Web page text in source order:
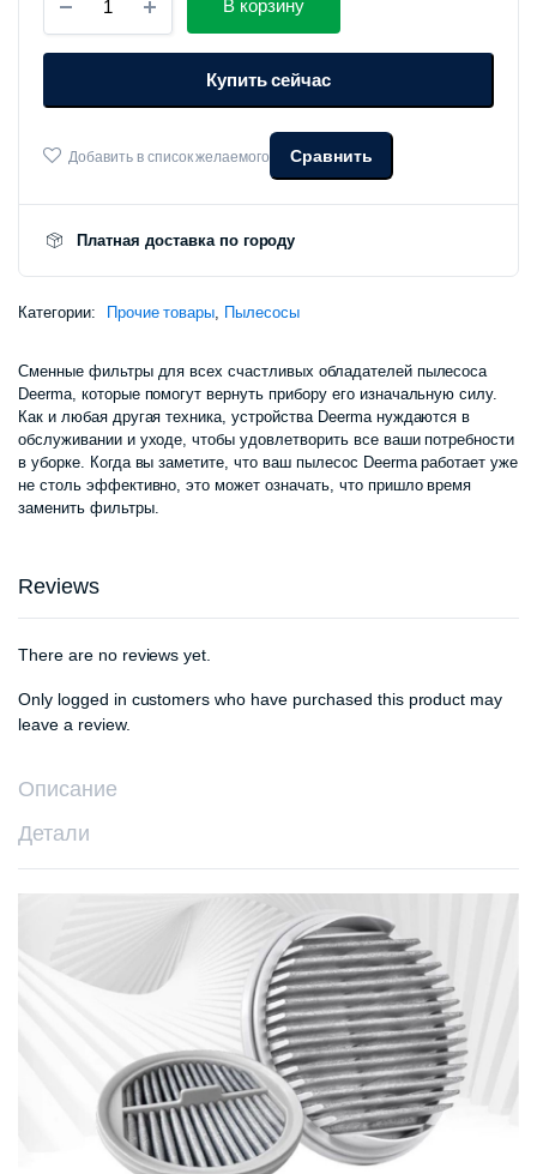
фильтр
для
вертикального
Deerma
HEPA
В корзину
Купить сейчас
Добавить в список желаемого Сравнить
Платная доставка по городу
Категории: Прочие товары, Пылесосы
Сменные фильтры для всех счастливых обладателей пылесоса
Deerma, которые помогут вернуть прибору его изначальную силу.
Как и любая другая техника, устройства Deerma нуждаются в
обслуживании и уходе, чтобы удовлетворить все ваши потребности
в уборке. Когда вы заметите, что ваш пылесос Deerma работает уже
не столь эффективно, это может означать, что пришло время
заменить фильтры.
Reviews
There are no reviews yet.
Only logged in customers who have purchased this product may
leave a review.
Описание
Детали